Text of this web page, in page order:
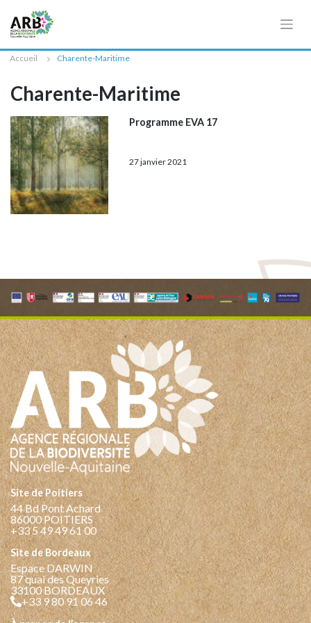
Accueil Charente-Maritime
Charente-Maritime
Programme EVA 17
27 janvier 2021
Site de Poitiers
44 Bd Pont Achard
86000 POITIERS
+33 5 49 49 61 00
Site de Bordeaux
Espace DARWIN
87 quai des Queyries
33100 BORDEAUX
+33 9 80 91 06 46